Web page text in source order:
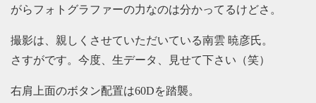
がらフォトグラファーの力なのは分かってるけどさ。
撮影は、親しくさせていただいている南雲 暁彦氏。
さすがです。今度、生データ、見せて下さい（笑）
右肩上面のボタン配置は60Dを踏襲。